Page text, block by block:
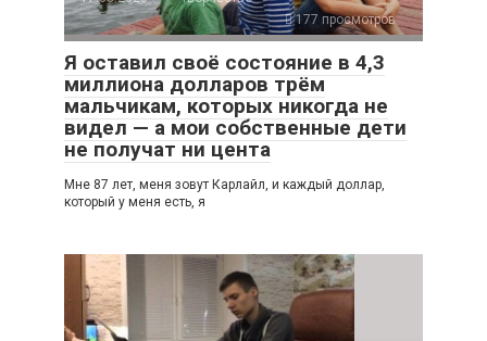
177 просмотров
Я оставил своё состояние в 4,3
миллиона долларов трём
мальчикам, которых никогда не
видел — а мои собственные дети
не получат ни цента
Мне 87 лет, меня зовут Карлайл, и каждый доллар,
который у меня есть, я